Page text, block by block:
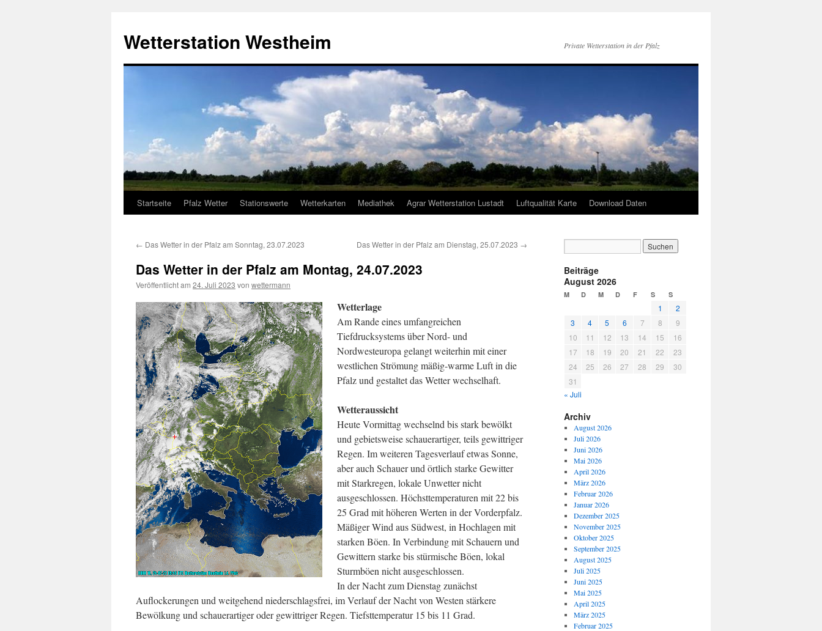
springen
Wetterstation Westheim Private Wetterstation in der Pfalz
Startseite Pfalz Wetter Stationswerte Wetterkarten Mediathek Agrar Wetterstation Lustadt Luftqualität Karte Download Daten
← Das Wetter in der Pfalz am Sonntag, 23.07.2023 Das Wetter in der Pfalz am Dienstag, 25.07.2023 →
Das Wetter in der Pfalz am Montag, 24.07.2023
Veröffentlicht am 24. Juli 2023 von wettermann
Wetterlage
Am Rande eines umfangreichen
Tiefdrucksystems über Nord- und
Nordwesteuropa gelangt weiterhin mit einer
westlichen Strömung mäßig-warme Luft in die
Pfalz und gestaltet das Wetter wechselhaft.
Wetteraussicht
Heute Vormittag wechselnd bis stark bewölkt
und gebietsweise schauerartiger, teils gewittriger
Regen. Im weiteren Tagesverlauf etwas Sonne,
aber auch Schauer und örtlich starke Gewitter
mit Starkregen, lokale Unwetter nicht
ausgeschlossen. Höchsttemperaturen mit 22 bis
25 Grad mit höheren Werten in der Vorderpfalz.
Mäßiger Wind aus Südwest, in Hochlagen mit
starken Böen. In Verbindung mit Schauern und
Gewittern starke bis stürmische Böen, lokal
Sturmböen nicht ausgeschlossen.
In der Nacht zum Dienstag zunächst
Auflockerungen und weitgehend niederschlagsfrei, im Verlauf der Nacht von Westen stärkere
Bewölkung und schauerartiger oder gewittriger Regen. Tiefsttemperatur 15 bis 11 Grad.
Beiträge
August 2026
M D M D F S S
1
2
3
4 5 6 7 8
9
10
11 12 13 14 15
16
17
18 19 20 21 22
23
24
25 26 27 28 29
30
31
« Juli
Archiv
August 2026
Juli 2026
Juni 2026
Mai 2026
April 2026
März 2026
Februar 2026
Januar 2026
Dezember 2025
November 2025
Oktober 2025
September 2025
August 2025
Juli 2025
Juni 2025
Mai 2025
April 2025
März 2025
Februar 2025